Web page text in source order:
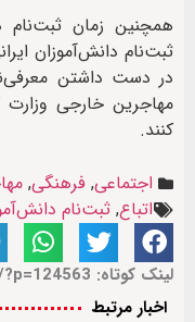
همچنین زمان ثبت‌نام
ثبت‌نام دانش‌آموزان
در دست داشتن
مهاجرین خارجی
کنند.
اجتماعی, فرهنگی,
اتباع, ثبت‌نام
لینک کوتاه: https://iraf.ir/?p=124563
اخبار مرتبط